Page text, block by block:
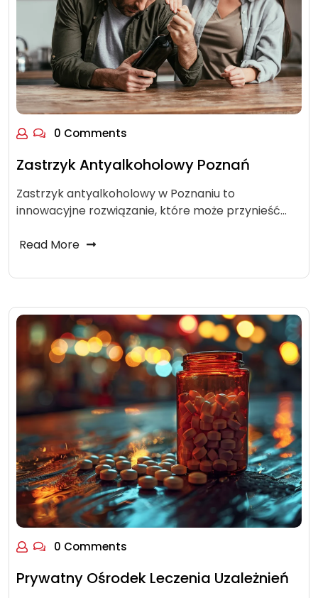
0 Comments
Zastrzyk Antyalkoholowy Poznań
Zastrzyk antyalkoholowy w Poznaniu to
innowacyjne rozwiązanie, które może przynieść…
Read More
0 Comments
Prywatny Ośrodek Leczenia Uzależnień